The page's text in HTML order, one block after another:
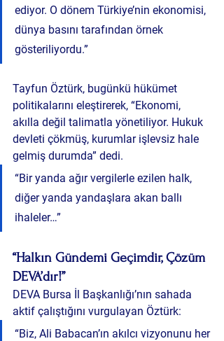
ediyor. O dönem Türkiye’nin ekonomisi,
dünya basını tarafından örnek
gösteriliyordu.”
Tayfun Öztürk, bugünkü hükümet
politikalarını eleştirerek, “Ekonomi,
akılla değil talimatla yönetiliyor. Hukuk
devleti çökmüş, kurumlar işlevsiz hale
gelmiş durumda” dedi.
“Bir yanda ağır vergilerle ezilen halk,
diğer yanda yandaşlara akan ballı
ihaleler…”
“Halkın Gündemi Geçimdir, Çözüm
DEVA’dır!”
DEVA Bursa İl Başkanlığı’nın sahada
aktif çalıştığını vurgulayan Öztürk:
“Biz, Ali Babacan’ın akılcı vizyonunu her